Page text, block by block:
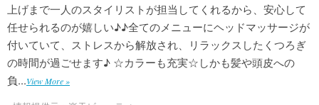
上げまで一人のスタイリストが担当してくれるから、安心して
任せられるのが嬉しい♪♪全てのメニューにヘッドマッサージが
付いていて、ストレスから解放され、リラックスしたくつろぎ
の時間が過ごせます♪ ☆カラーも充実☆しかも髪や頭皮への
負...View More »